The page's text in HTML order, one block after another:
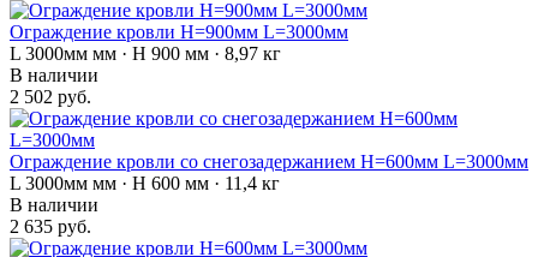
Ограждение кровли H=900мм L=3000мм
L 3000мм мм · H 900 мм · 8,97 кг
В наличии
2 502 руб.
Ограждение кровли со снегозадержанием H=600мм L=3000мм
L 3000мм мм · H 600 мм · 11,4 кг
В наличии
2 635 руб.